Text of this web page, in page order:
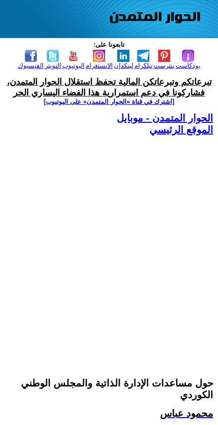
تابعونا على:
الفيسبوك التويتر اليوتيوب الانستغرام لينكدإن تيلكرامبنترست بودكاست
تبرعاتكم وتبرعاتكن المالية تحفظ استقلال الحوار المتمدن،
فشاركونا في دعم استمرارية هذا الفضاء اليساري الحر
[اشترك في قناة ‫«الحوار المتمدن» على اليوتيوب]
الحوار المتمدن - موبايل
الموقع الرئيسي
حول مساعدات الإدارة الذاتية والمجلس الوطني
الكوردي
محمود عباس